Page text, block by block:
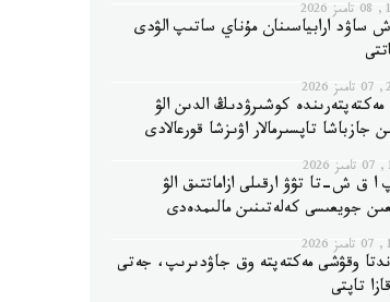
ساۋد ارابياسىنان مۇناي ساتىپ الۋدى
مەكتەپتەرىندە كوشىرۋدىڭ الدىن الۋ
جازباشا تاپسىرمالار اۋىزشا قورعالادى
ا ق ش-تا تۋۋ ارقىلى ازاماتتىق الۋ
جويعىسى كەلەتىنىن مالىمدەدى
وقۋشى مەكتەپتە وق جاۋدىرىپ، جەتى
تاپتى